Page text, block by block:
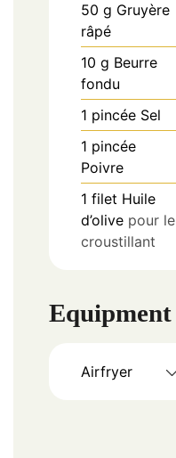
50 g Gruyère
râpé
10 g Beurre
fondu
1 pincée Sel
1 pincée
Poivre
1 filet Huile
d’olive pour le
croustillant
Equipment
Airfryer